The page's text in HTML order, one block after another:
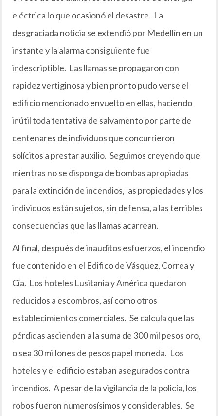
eléctrica lo que ocasionó el desastre. La
desgraciada noticia se extendió por Medellín en un
instante y la alarma consiguiente fue
indescriptible. Las llamas se propagaron con
rapidez vertiginosa y bien pronto pudo verse el
edificio mencionado envuelto en ellas, haciendo
inútil toda tentativa de salvamento por parte de
centenares de individuos que concurrieron
solícitos a prestar auxilio. Seguimos creyendo que
mientras no se disponga de bombas apropiadas
para la extinción de incendios, las propiedades y los
individuos están sujetos, sin defensa, a las terribles
consecuencias que las llamas acarrean.
Al final, después de inauditos esfuerzos, el incendio
fue contenido en el Edifico de Vásquez, Correa y
Cía. Los hoteles Lusitania y América quedaron
reducidos a escombros, así como otros
establecimientos comerciales. Se calcula que las
pérdidas ascienden a la suma de 300 mil pesos oro,
o sea 30 millones de pesos papel moneda. Los
hoteles y el edificio estaban asegurados contra
incendios. A pesar de la vigilancia de la policía, los
robos fueron numerosísimos y considerables. Se